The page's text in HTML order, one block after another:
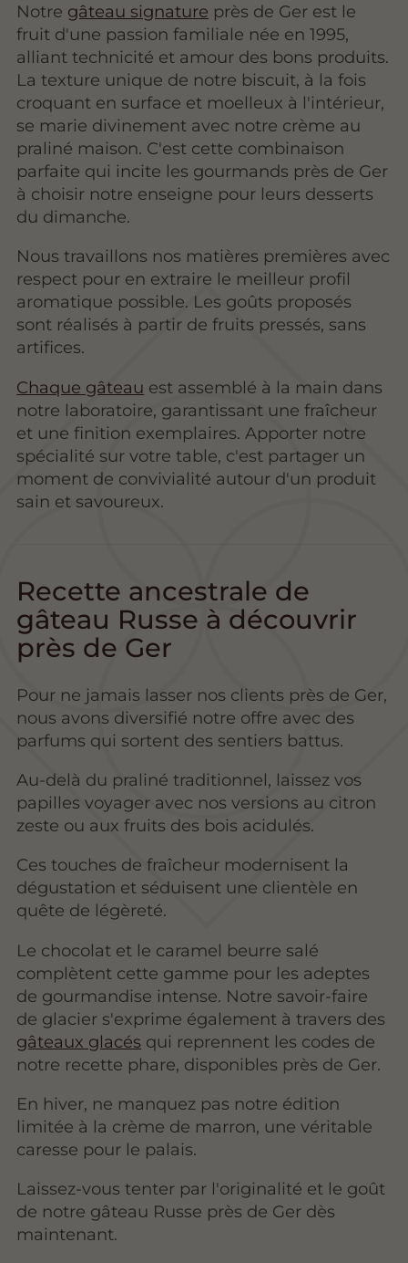
Notre gâteau signature près de Ger est le
fruit d'une passion familiale née en 1995,
alliant technicité et amour des bons produits.
La texture unique de notre biscuit, à la fois
croquant en surface et moelleux à l'intérieur,
se marie divinement avec notre crème au
praliné maison. C'est cette combinaison
parfaite qui incite les gourmands près de Ger
à choisir notre enseigne pour leurs desserts
du dimanche.
Nous travaillons nos matières premières avec
respect pour en extraire le meilleur profil
aromatique possible. Les goûts proposés
sont réalisés à partir de fruits pressés, sans
artifices.
Chaque gâteau est assemblé à la main dans
notre laboratoire, garantissant une fraîcheur
et une finition exemplaires. Apporter notre
spécialité sur votre table, c'est partager un
moment de convivialité autour d'un produit
sain et savoureux.
Recette ancestrale de
gâteau Russe à découvrir
près de Ger
Pour ne jamais lasser nos clients près de Ger,
nous avons diversifié notre offre avec des
parfums qui sortent des sentiers battus.
Au-delà du praliné traditionnel, laissez vos
papilles voyager avec nos versions au citron
zeste ou aux fruits des bois acidulés.
Ces touches de fraîcheur modernisent la
dégustation et séduisent une clientèle en
quête de légèreté.
Le chocolat et le caramel beurre salé
complètent cette gamme pour les adeptes
de gourmandise intense. Notre savoir-faire
de glacier s'exprime également à travers des
gâteaux glacés qui reprennent les codes de
notre recette phare, disponibles près de Ger.
En hiver, ne manquez pas notre édition
limitée à la crème de marron, une véritable
caresse pour le palais.
Laissez-vous tenter par l'originalité et le goût
de notre gâteau Russe près de Ger dès
maintenant.